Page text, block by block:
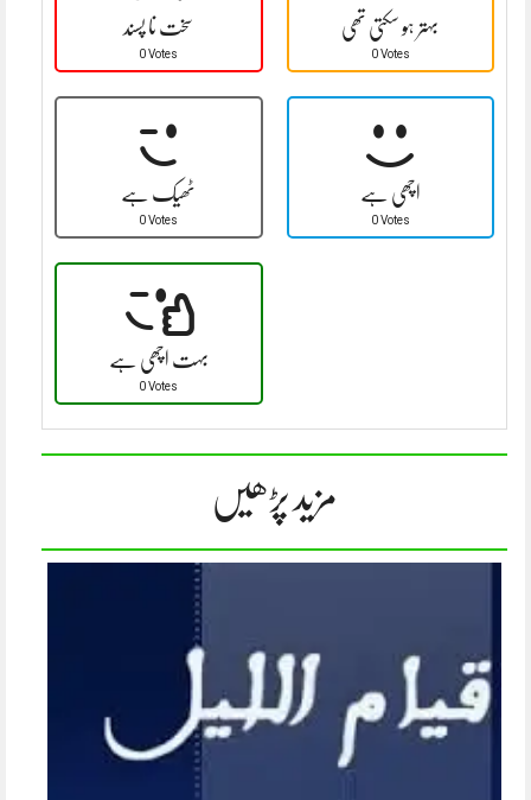
سخت نا پسند
0 Votes
بہتر ہو سکتی تھی
0 Votes
ٹھیک ہے
0 Votes
اچھی ہے
0 Votes
بہت اچھی ہے
0 Votes
مزید پڑھیں